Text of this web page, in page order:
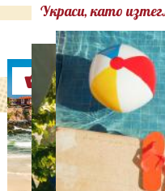
Украси, като
Оферти